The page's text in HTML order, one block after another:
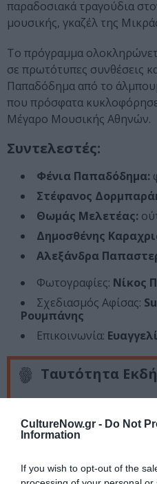
CultureNow.gr - Do Not
Information
If you wish to opt-out of the
παραδοσιακά τραγούδια
μουσικής, γκαζέλ της
Το πρόγραμμα
σε πρωτότυπες συνθέσεις
Παπαδόδημα από το
που πρόσφατα
Μέγαρο Μουσικής Αθηνών.
Συντελεστές:
Φένια Παπαδόδημα:
Στέφανος
Θωμάς Μελετέας:
Δημοσθένης
Αλεξάνδρα
Φωτογραφίες: Nίκος
Σχεδιασμός Αφίσας:
Ρουμπάνης
Επικοινωνία:
Ταυτότητα
Από: 14/05/2026
Τοποθεσία: